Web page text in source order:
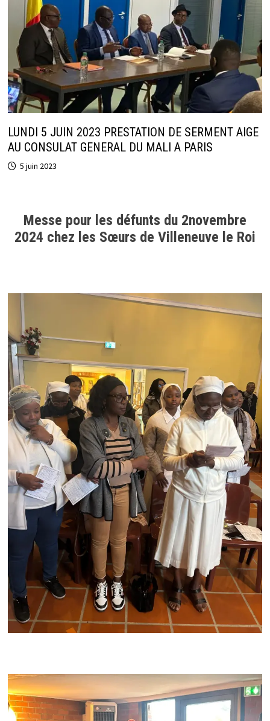
LUNDI 5 JUIN 2023 PRESTATION DE SERMENT AIGE
AU CONSULAT GENERAL DU MALI A PARIS
5 juin 2023
Messe pour les défunts du 2novembre
2024 chez les Sœurs de Villeneuve le Roi